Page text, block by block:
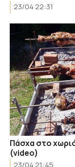
23/04 22:31
Πάσχα στο
(video)